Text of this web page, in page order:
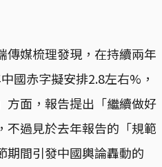
傳媒梳理發現，在持續兩年
國赤字擬安排2.8左右%，
方面，報告提出「繼續做好
不過見於去年報告的「規範
期間引發中國輿論轟動的